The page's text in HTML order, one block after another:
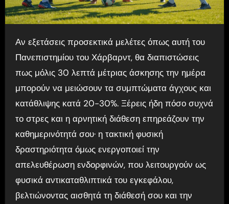
Αν εξετάσεις προσεκτικά μελέτες όπως αυτή του
Πανεπιστημίου του Χάρβαρντ, θα διαπιστώσεις
πως μόλις 30 λεπτά μέτριας άσκησης την ημέρα
μπορούν να μειώσουν τα συμπτώματα άγχους και
κατάθλιψης κατά 20-30%. Ξέρεις ήδη πόσο συχνά
το στρες και η αρνητική διάθεση επηρεάζουν την
καθημερινότητά σου· η τακτική φυσική
δραστηριότητα όμως ενεργοποιεί την
απελευθέρωση ενδορφινών, που λειτουργούν ως
φυσικά αντικαταθλιπτικά του εγκεφάλου,
βελτιώνοντας αισθητά τη διάθεσή σου και την